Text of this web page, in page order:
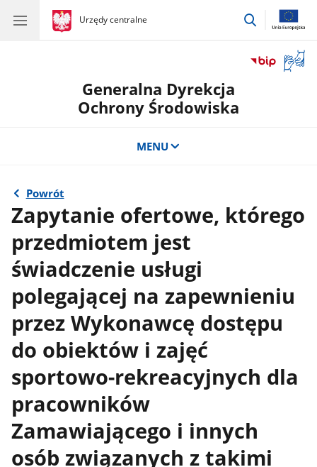
gov.pl
Urzędy centralne
gov.pl
Urzędy
przejdź
okno
Generalna Dyrekcja
Ochrony Środowiska
MENU
Powrót
Zapytanie ofertowe, którego
przedmiotem jest
świadczenie usługi
polegającej na zapewnieniu
przez Wykonawcę dostępu
do obiektów i zajęć
sportowo-rekreacyjnych dla
pracowników
Zamawiającego i innych
osób związanych z takimi